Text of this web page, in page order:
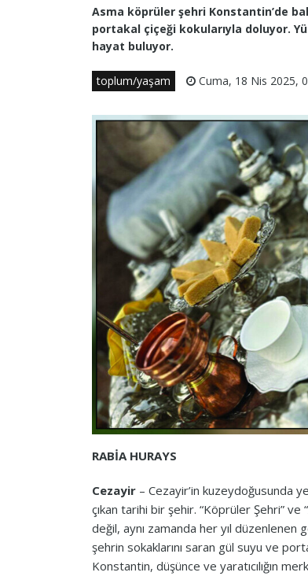
Asma köprüler şehri Konstantin’de
portakal çiçeği kokularıyla doluyor.
hayat buluyor.
toplum/yaşam Cuma, 18 Nis 2025,
RABİA HURAYS
Cezayir – Cezayir’in kuzeydoğusunda
çıkan tarihi bir şehir. “Köprüler Şehri” ve
değil, aynı zamanda her yıl
şehrin sokaklarını saran gül suyu ve
Konstantin, düşünce ve yaratıcılığın